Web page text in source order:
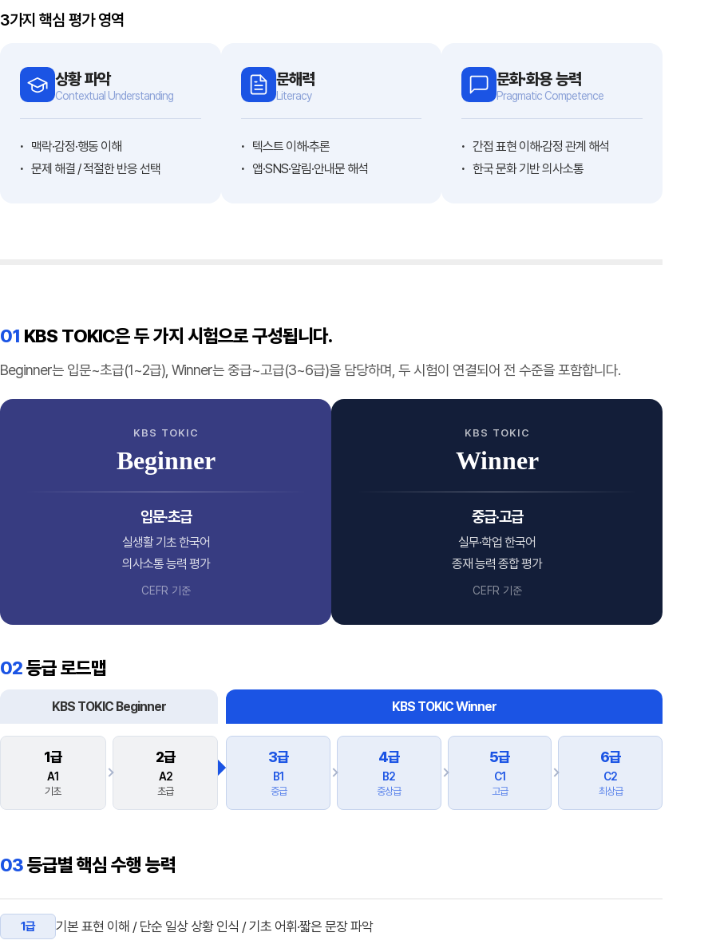
3가지 핵심 평가 영역
상황 파악
Contextual Understanding
맥락·감정·행동 이해
문제 해결 / 적절한 반응 선택
문해력
Literacy
텍스트 이해·추론
앱·SNS·알림·안내문 해석
문화·화용 능력
Pragmatic Competence
간접 표현 이해·감정 관계 해석
한국 문화 기반 의사소통
01 KBS TOKIC은 두 가지 시험으로 구성됩니다.
Beginner는 입문~초급(1~2급), Winner는 중급~고급(3~6급)을 담당하며, 두 시험이 연결되어 전 수준을 포함합니다.
KBS TOKIC
Beginner
입문·초급
실생활 기초 한국어
의사소통 능력 평가
CEFR 기준
KBS TOKIC
Winner
중급·고급
실무·학업 한국어
종재 능력 종합 평가
CEFR 기준
02등급 로드맵
KBS TOKIC Beginner
1급
A1
기초
2급
A2
초급
KBS TOKIC Winner
3급
B1
중급
4급
B2
중상급
5급
C1
고급
6급
C2
최상급
03등급별 핵심 수행 능력
1급 기본 표현 이해 / 단순 일상 상황 인식 / 기초 어휘·짧은 문장 파악